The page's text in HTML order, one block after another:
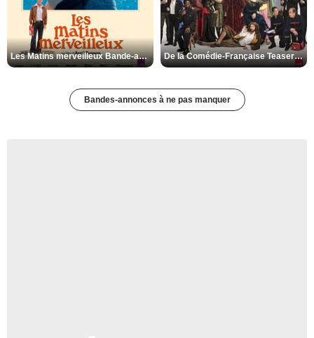
Les Matins merveilleux Bande-annonce VF De la Comédie-Française Teaser VF
Bandes-annonces à ne pas manquer